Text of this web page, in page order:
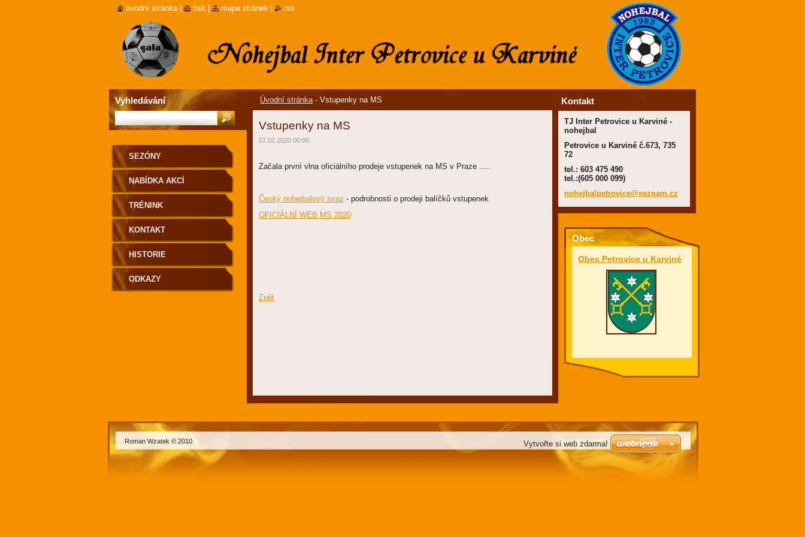
Úvodní stránka - Vstupenky na MS
Vstupenky na MS
07.02.2020 00:00
Začala první vlna oficiálního prodeje vstupenek na MS v Praze .....
Český nohejbalový svaz - podrobnosti o prodeji balíčků vstupenek
OFICIÁLNÍ WEB MS 2020
Zpět
SEZÓNY
NABÍDKA AKCÍ
TRÉNINK
KONTAKT
HISTORIE
ODKAZY
Kontakt
TJ Inter Petrovice u Karviné -
nohejbal
Petrovice u Karviné č.673, 735
72
tel.: 603 475 490
tel.:(605 000 099)
nohejbal petrovice@seznam.cz
Obec
Obec Petrovice u Karviné
Vyhledávání
úvodní stránka tisk mapa stránek rss
Roman Wzatek © 2010 Vytvořte si web zdarma!